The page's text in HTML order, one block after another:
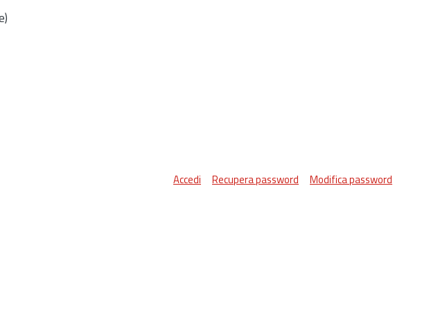
Accedi Recupera password Modifica password